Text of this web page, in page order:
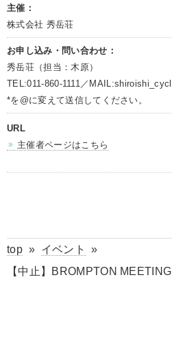
主催：
株式会社 秀岳荘
お申し込み・問い合わせ：
秀岳荘（担当：木原）
TEL:011-860-1111／
*を@に変えて送信してください。
URL
主催者ページはこちら
top» イベント
»
【中止】BROMPTON